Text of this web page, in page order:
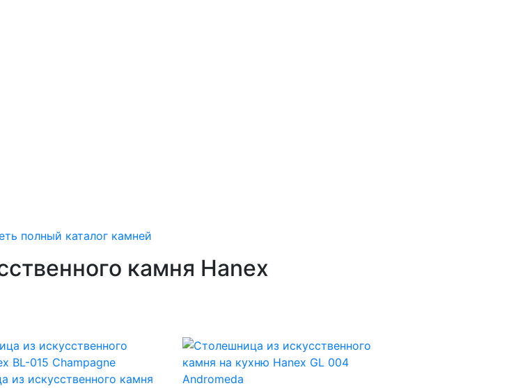
полный каталог камней
камня Hanex
из искусственного камня